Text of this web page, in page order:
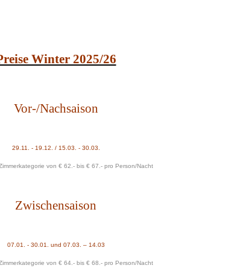
Winter 2025/26
Vor-/Nachsaison
29.11. - 19.12. / 15.03. - 30.03.
von € 62.- bis € 67.- pro Person/Nacht
Zwischensaison
07.01. - 30.01. und 07.03. – 14.03
von € 64.- bis € 68.- pro Person/Nacht